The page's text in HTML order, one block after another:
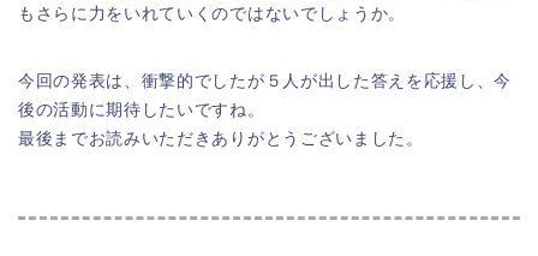
もさらに力をいれていくのではないでしょうか。
今回の発表は、衝撃的でしたが５人が出した答えを応援し、今
後の活動に期待したいですね。
最後までお読みいただきありがとうございました。